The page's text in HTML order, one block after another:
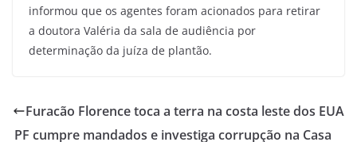
informou que os agentes foram acionados para retirar
a doutora Valéria da sala de audiência por
determinação da juíza de plantão.
Furacão Florence toca a terra na costa leste dos EUA
PF cumpre mandados e investiga corrupção na Casa